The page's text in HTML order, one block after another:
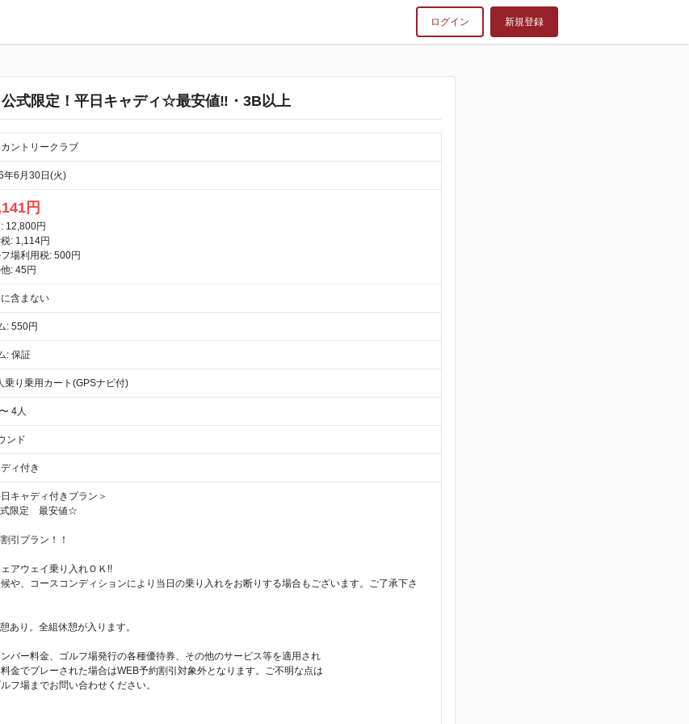
ログイン 新規登録
公式限定！平日キャディ☆最安値‼・3B以上
ントリークラブ
年6月30日(火)
円
12,800円
: 1,114円
場利用税: 500円
: 45円
含まない
: 550円
: 保証
乗り乗用カート(GPSナビ付)
4人
ンド
ィ付き
日キャディ付きプラン＞
限定 最安値☆
引プラン！！
アウェイ乗り入れＯＫ!!
や、コースコンディションにより当日の乗り入れをお断りする場合もございます。ご了承下さ
あり。全組休憩が入ります。
バー料金、ゴルフ場発行の各種優待券、その他のサービス等を適用され
金でプレーされた場合はWEB予約割引対象外となります。ご不明な点は
フ場までお問い合わせください。